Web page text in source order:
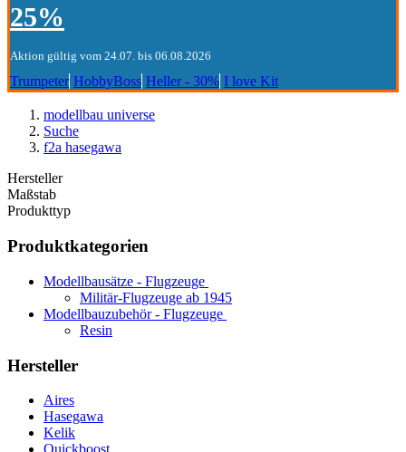
25%
Aktion gültig vom 24.07. bis 06.08.2026
Trumpeter HobbyBoss Heller - 30% I love Kit
modellbau universe
Suche
f2a hasegawa
Hersteller
Maßstab
Produkttyp
Produktkategorien
Modellbausätze - Flugzeuge
Militär-Flugzeuge ab 1945
Modellbauzubehör - Flugzeuge
Resin
Hersteller
Aires
Hasegawa
Kelik